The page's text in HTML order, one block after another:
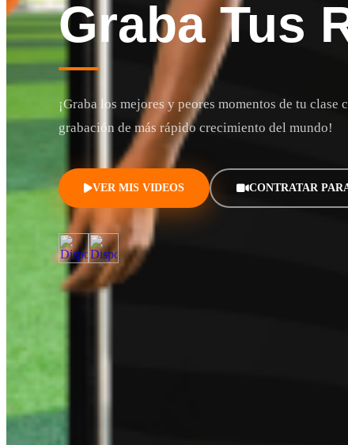
Graba Tus
¡Graba los mejores y peores momentos de tu clase
grabación de más rápido crecimiento del mundo!
VER MIS VIDEOS CONTRATAR